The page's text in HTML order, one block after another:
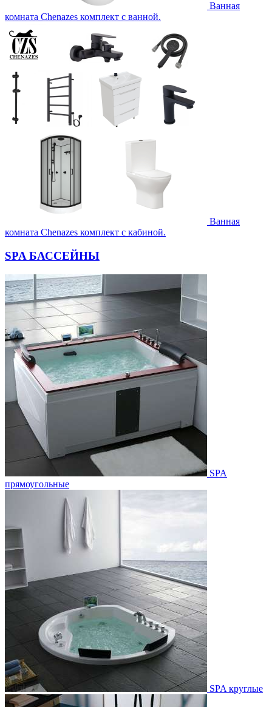
Ванная
комната Chenazes комплект с ванной.
Ванная
комната Chenazes комплект с кабиной.
SPA БАССЕЙНЫ
SPA
прямоугольные
SPA круглые